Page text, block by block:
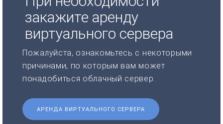
закажите аренду
виртуального сервера
Пожалуйста, ознакомьтесь с некоторыми
причинами, по которым вам может
понадобиться облачный сервер.
АРЕНДА ВИРТУАЛЬНОГО СЕРВЕРА